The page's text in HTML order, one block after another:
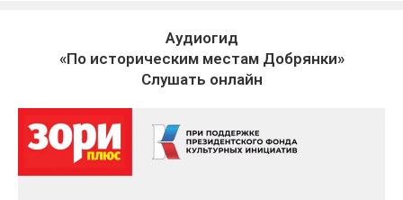
Аудиогид
«По историческим местам Добрянки»
Слушать онлайн